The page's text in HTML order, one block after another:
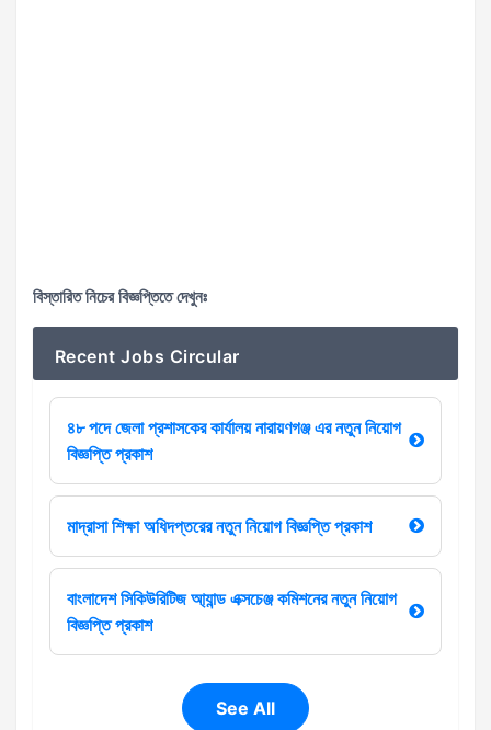
বিস্তারিত নিচের বিজ্ঞপ্তিতে দেখুনঃ
Recent Jobs Circular
৪৮ পদে জেলা প্রশাসকের কার্যালয় নারায়ণগঞ্জ এর নতুন নিয়োগ
বিজ্ঞপ্তি প্রকাশ
মাদ্রাসা শিক্ষা অধিদপ্তরের নতুন নিয়োগ বিজ্ঞপ্তি প্রকাশ
বাংলাদেশ সিকিউরিটিজ আ্যান্ড এক্সচেঞ্জ কমিশনের নতুন নিয়োগ
বিজ্ঞপ্তি প্রকাশ
See All